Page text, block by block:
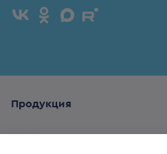
Продукция